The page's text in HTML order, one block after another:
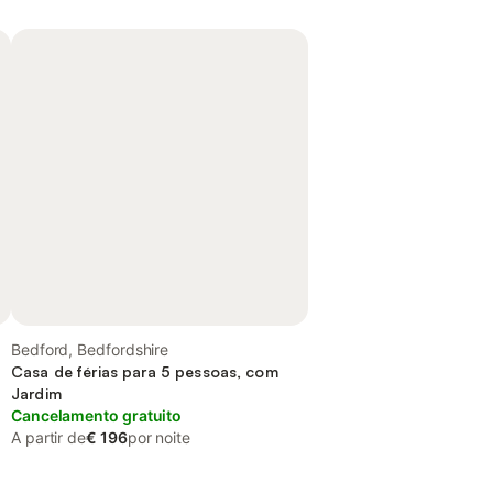
Bedford, Bedfordshire
Casa de férias para 5 pessoas, com
Jardim
Cancelamento gratuito
A partir de€ 196por noite